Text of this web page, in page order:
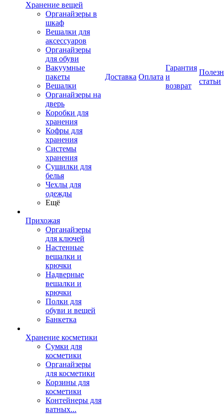
Хранение вещей
Органайзеры в
шкаф
Вешалки для
аксессуаров
Органайзеры
для обуви
Вакуумные
пакеты
Вешалки
Органайзеры на
дверь
Коробки для
хранения
Кофры для
хранения
Системы
хранения
Сушилки для
белья
Чехлы для
одежды
Ещё
Прихожая
Органайзеры
для ключей
Настенные
вешалки и
крючки
Надверные
вешалки и
крючки
Полки для
обуви и вещей
Банкетка
Хранение косметики
Сумки для
косметики
Органайзеры
для косметики
Корзины для
косметики
Контейнеры для
ватных...
Доставка Оплата
Гарантия
и
возврат
статьи